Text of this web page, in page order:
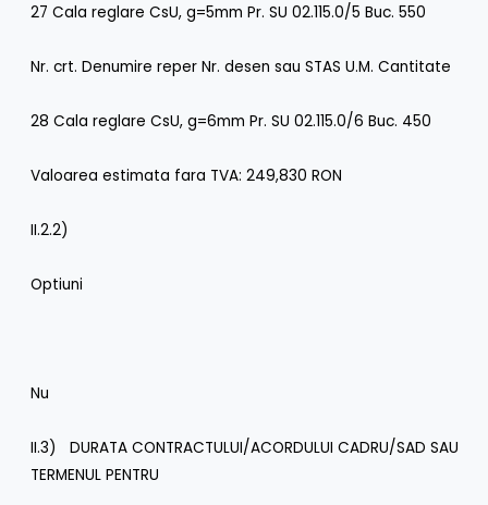
27 Cala reglare CsU, g=5mm Pr. SU 02.115.0/5 Buc. 550
Nr. crt. Denumire reper Nr. desen sau STAS U.M. Cantitate
28 Cala reglare CsU, g=6mm Pr. SU 02.115.0/6 Buc. 450
Valoarea estimata fara TVA: 249,830 RON
II.2.2)
Optiuni
Nu
II.3) DURATA CONTRACTULUI/ACORDULUI CADRU/SAD SAU
TERMENUL PENTRU